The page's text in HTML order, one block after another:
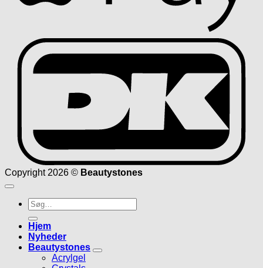
Copyright 2026 © Beautystones
Søg
efter:
Hjem
Nyheder
Beautystones
Acrylgel